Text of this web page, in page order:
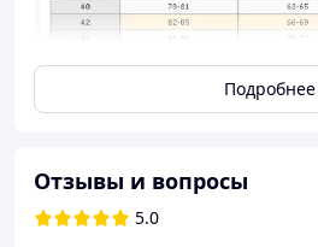
Подробнее
Отзывы и вопросы
5.0